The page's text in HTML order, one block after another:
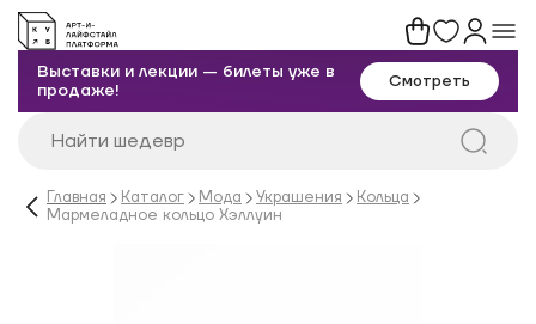
Выставки и лекции — билеты уже в
продаже!
Смотреть
Главная Каталог Мода Украшения
Кольца
Мармеладное кольцо Хэллуин